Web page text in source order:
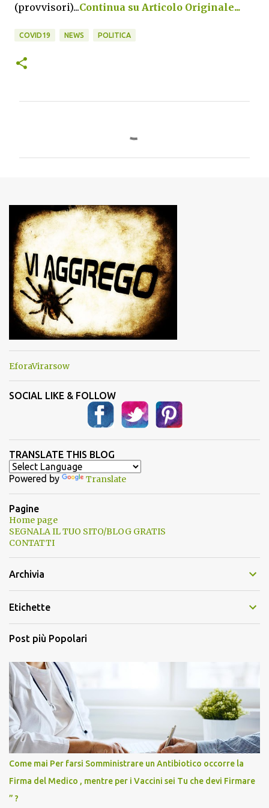
(provvisori)...Continua su Articolo Originale...
COVID19 NEWS POLITICA
n
t
i
EforaVirarsow
SOCIAL LIKE & FOLLOW
TRANSLATE THIS BLOG
Powered by Translate
Pagine
Home page
SEGNALA IL TUO SITO/BLOG GRATIS
CONTATTI
Archivia
Etichette
Post più Popolari
Come mai Per farsi Somministrare un Antibiotico occorre la
Firma del Medico , mentre per i Vaccini sei Tu che devi Firmare
” ?